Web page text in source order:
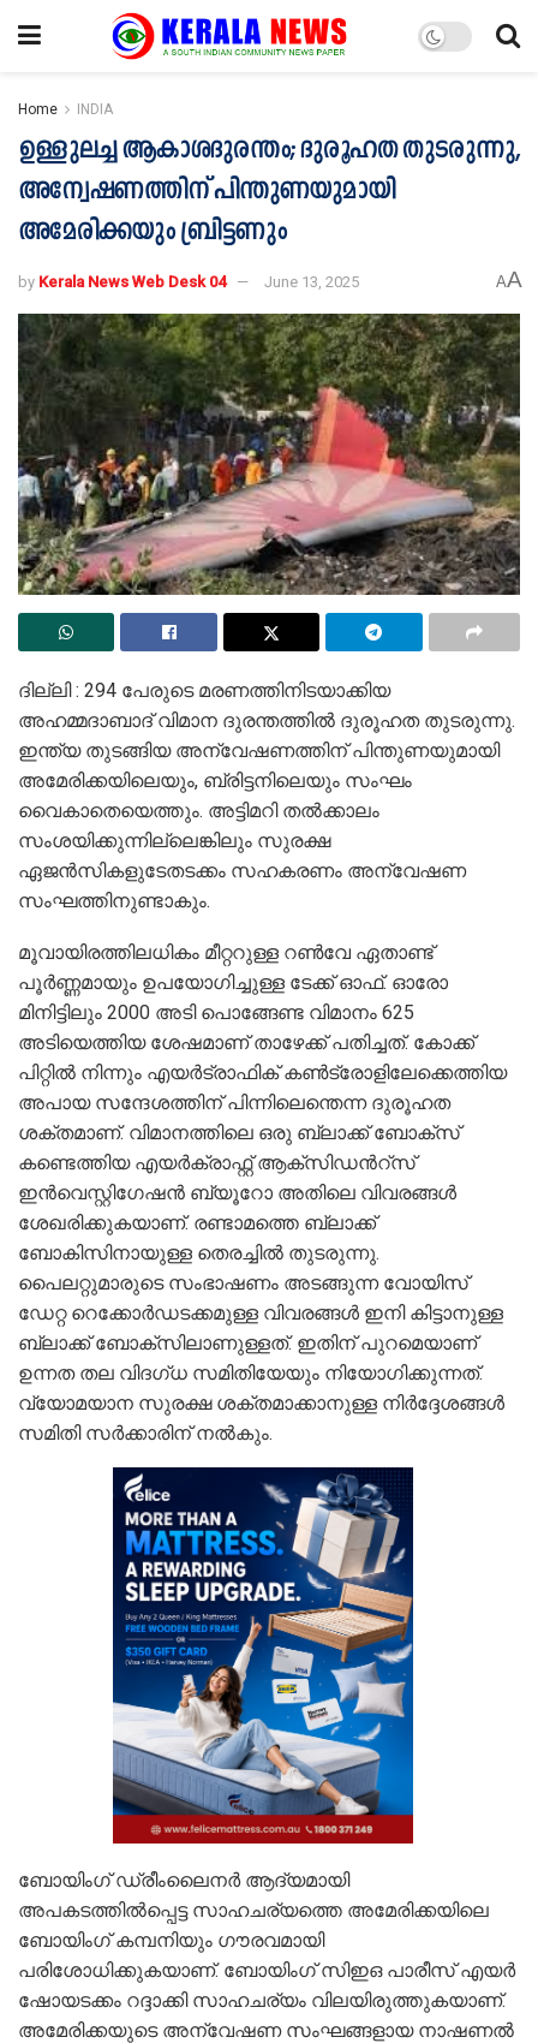
Home INDIA
ഉള്ളുലച്ച ആകാശദുരന്തം; ദുരൂഹത തുടരുന്നു,
അന്വേഷണത്തിന് പിന്തുണയുമായി
അമേരിക്കയും ബ്രിട്ടണും
by Kerala News Web Desk 04 June 13, 2025 AA
ദില്ലി : 294 പേരുടെ മരണത്തിനിടയാക്കിയ
അഹമ്മദാബാദ് വിമാന ദുരന്തത്തില്‍ ദുരൂഹത തുടരുന്നു.
ഇന്ത്യ തുടങ്ങിയ അന്വേഷണത്തിന് പിന്തുണയുമായി
അമേരിക്കയിലെയും, ബ്രിട്ടനിലെയും സംഘം
വൈകാതെയെത്തും. അട്ടിമറി തല്‍ക്കാലം
സംശയിക്കുന്നില്ലെങ്കിലും സുരക്ഷ
ഏജന്‍സികളുടേതടക്കം സഹകരണം അന്വേഷണ
സംഘത്തിനുണ്ടാകും.
മൂവായിരത്തിലധികം മീറ്ററുള്ള റണ്‍വേ ഏതാണ്ട്
പൂര്‍ണ്ണമായും ഉപയോഗിച്ചുള്ള ടേക്ക് ഓഫ്. ഓരോ
മിനിട്ടിലും 2000 അടി പൊങ്ങേണ്ട വിമാനം 625
അടിയെത്തിയ ശേഷമാണ് താഴേക്ക് പതിച്ചത്. കോക്ക്
പിറ്റില്‍ നിന്നും എയര്‍ട്രാഫിക് കണ്‍ട്രോളിലേക്കെത്തിയ
അപായ സന്ദേശത്തിന് പിന്നിലെന്തെന്ന ദുരൂഹത
ശക്തമാണ്. വിമാനത്തിലെ ഒരു ബ്ലാക്ക് ബോക്സ്
കണ്ടെത്തിയ എയര്‍ക്രാഫ്റ്റ് ആക്സിഡന്‍റ്സ്
ഇന്‍വെസ്റ്റിഗേഷന്‍ ബ്യൂറോ അതിലെ വിവരങ്ങള്‍
ശേഖരിക്കുകയാണ്. രണ്ടാമത്തെ ബ്ലാക്ക്
ബോകിസിനായുള്ള തെരച്ചില്‍ തുടരുന്നു.
പൈലറ്റുമാരുടെ സംഭാഷണം അടങ്ങുന്ന വോയിസ്
ഡേറ്റ റെക്കോര്‍ഡടക്കമുള്ള വിവരങ്ങള്‍ ഇനി കിട്ടാനുള്ള
ബ്ലാക്ക് ബോക്സിലാണുള്ളത്. ഇതിന് പുറമെയാണ്
ഉന്നത തല വിദഗ്ധ സമിതിയേയും നിയോഗിക്കുന്നത്.
വ്യോമയാന സുരക്ഷ ശക്തമാക്കാനുള്ള നിര്‍ദ്ദേശങ്ങള്‍
സമിതി സര്‍ക്കാരിന് നല്‍കും.
ബോയിംഗ് ഡ്രീംലൈനര്‍ ആദ്യമായി
അപകടത്തില്‍പ്പെട്ട സാഹചര്യത്തെ അമേരിക്കയിലെ
ബോയിംഗ് കമ്പനിയും ഗൗരവമായി
പരിശോധിക്കുകയാണ്. ബോയിംഗ് സിഇഒ പാരീസ് എയര്‍
ഷോയടക്കം റദ്ദാക്കി സാഹചര്യം വിലയിരുത്തുകയാണ്.
അമേരിക്കയുടെ അന്വേഷണ സംഘങ്ങളായ നാഷണല്‍